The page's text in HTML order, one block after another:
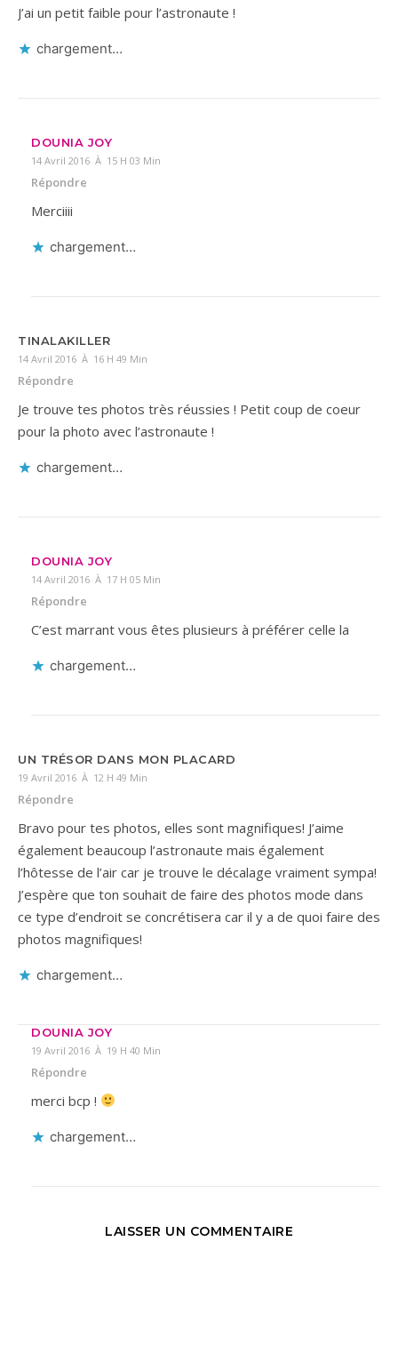
J’ai un petit faible pour l’astronaute !
chargement…
DOUNIA JOY
14 Avril 2016 À 15 H 03 Min
Répondre
Merciiii
chargement…
TINALAKILLER
14 Avril 2016 À 16 H 49 Min
Répondre
Je trouve tes photos très réussies ! Petit coup de coeur
pour la photo avec l’astronaute !
chargement…
DOUNIA JOY
14 Avril 2016 À 17 H 05 Min
Répondre
C’est marrant vous êtes plusieurs à préférer celle la
chargement…
UN TRÉSOR DANS MON PLACARD
19 Avril 2016 À 12 H 49 Min
Répondre
Bravo pour tes photos, elles sont magnifiques! J’aime
également beaucoup l’astronaute mais également
l’hôtesse de l’air car je trouve le décalage vraiment sympa!
J’espère que ton souhait de faire des photos mode dans
ce type d’endroit se concrétisera car il y a de quoi faire des
photos magnifiques!
chargement…
DOUNIA JOY
19 Avril 2016 À 19 H 40 Min
Répondre
merci bcp !
chargement…
LAISSER UN COMMENTAIRE